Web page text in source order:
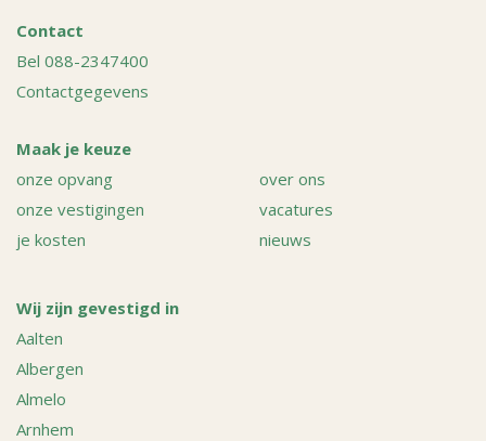
Contact
Bel 088-2347400
Contactgegevens
Maak je keuze
onze opvang
onze vestigingen
je kosten
over ons
vacatures
nieuws
Wij zijn gevestigd in
Aalten
Albergen
Almelo
Arnhem